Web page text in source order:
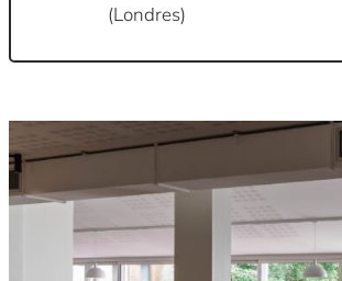
(Londres)